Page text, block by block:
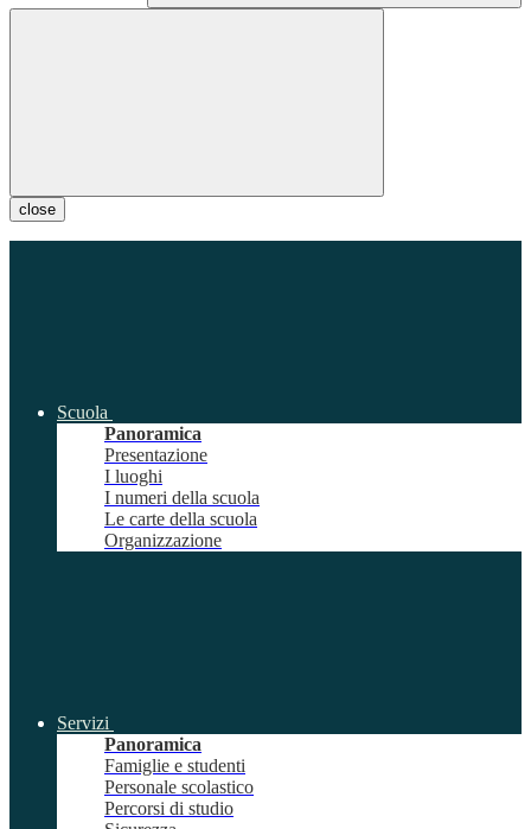
close
Scuola
Panoramica
Presentazione
I luoghi
I numeri della scuola
Le carte della scuola
Organizzazione
Servizi
Panoramica
Famiglie e studenti
Personale scolastico
Percorsi di studio